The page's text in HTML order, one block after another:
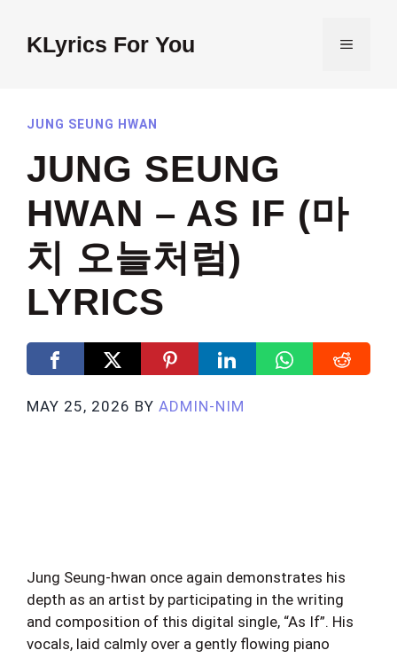
contentKLyrics For You MENU
JUNG SEUNG HWAN
JUNG SEUNG
HWAN – AS IF (마
치 오늘처럼)
LYRICS
MAY 25, 2026 BY ADMIN-NIM
Jung Seung-hwan once again demonstrates his
depth as an artist by participating in the writing
and composition of this digital single, “As If”. His
vocals, laid calmly over a gently flowing piano